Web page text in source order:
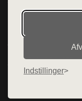
Indstillinger
Denne side er en del
hjemmesider med
diverse webshops.
varerne på lager.